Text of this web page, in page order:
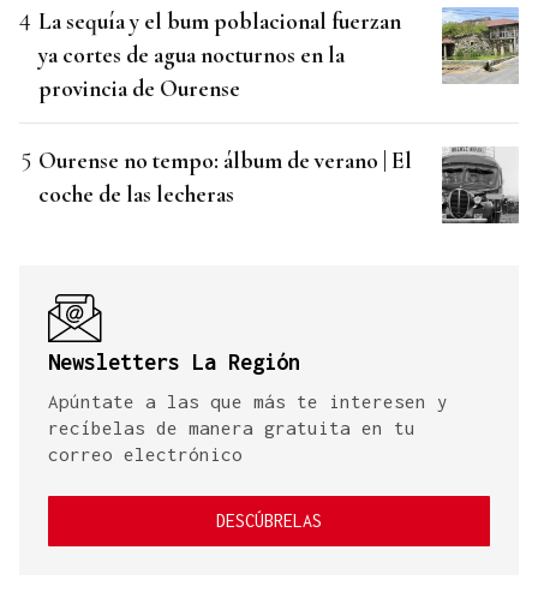
La sequía y el bum poblacional fuerzan
ya cortes de agua nocturnos en la
provincia de Ourense
Ourense no tempo: álbum de verano | El
coche de las lecheras
Newsletters La Región
Apúntate a las que más te interesen y
recíbelas de manera gratuita en tu
correo electrónico
DESCÚBRELAS